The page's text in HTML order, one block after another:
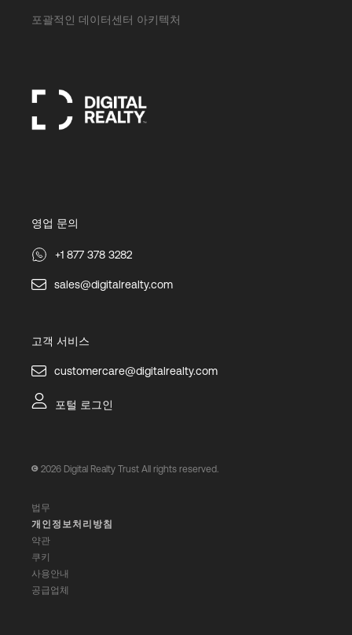
포괄적인 데이터센터 아키텍처
영업 문의
+1 877 378 3282
sales@digitalrealty.com
고객 서비스
customercare@digitalrealty.com
포털 로그인
2026 Digital Realty Trust All rights reserved.
법무
개인정보처리방침
약관
쿠키
사용안내
공급업체